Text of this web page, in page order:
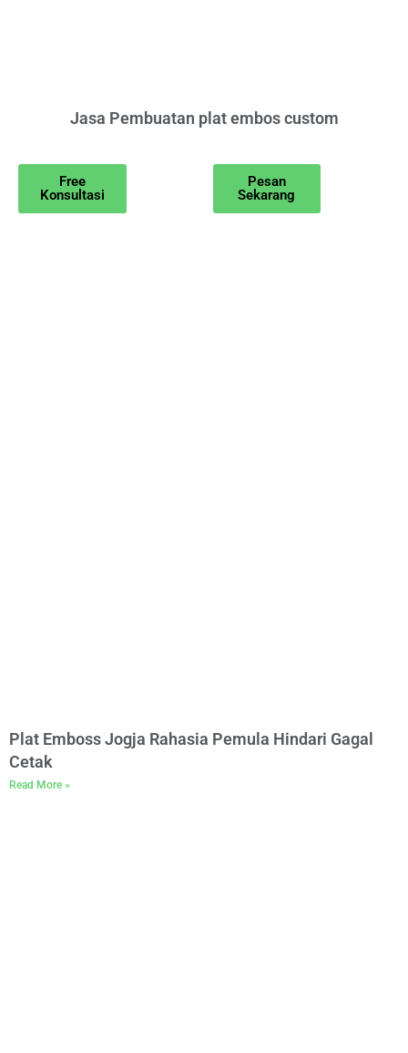
Jasa Pembuatan plat embos custom
Free
Konsultasi
Pesan
Sekarang
Plat Emboss Jogja Rahasia Pemula Hindari Gagal
Cetak
Read More »